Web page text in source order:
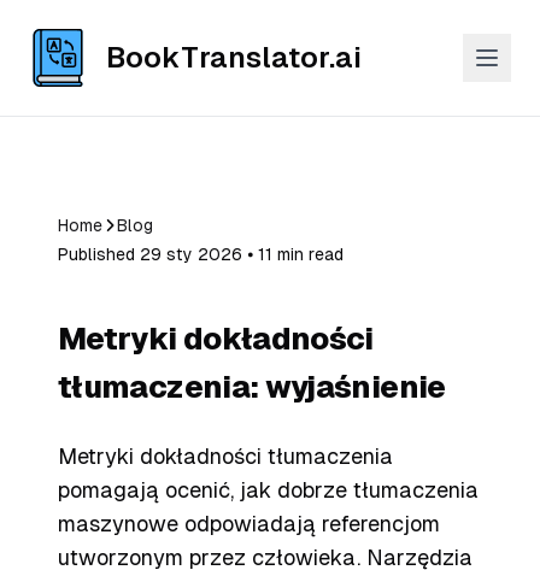
BookTranslator.ai
Home
Blog
Published 29 sty 2026 ⦁ 11 min read
Metryki dokładności
tłumaczenia: wyjaśnienie
Metryki dokładności tłumaczenia
pomagają ocenić, jak dobrze tłumaczenia
maszynowe odpowiadają referencjom
utworzonym przez człowieka. Narzędzia